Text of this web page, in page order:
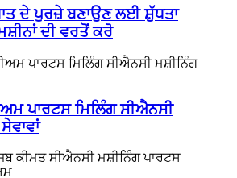
ਦੇ ਪੁਰਜ਼ੇ ਬਣਾਉਣ ਲਈ ਸ਼ੁੱਧਤਾ
ਦੀ ਵਰਤੋਂ ਕਰੋ
ਪਾਰਟਸ ਮਿਲਿੰਗ ਸੀਐਨਸੀ